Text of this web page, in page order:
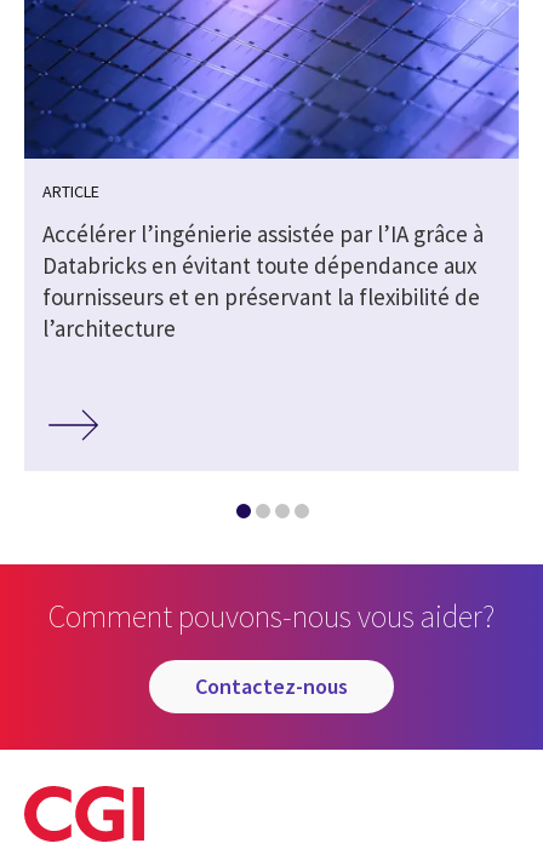
ARTICLE
Accélérer l’ingénierie assistée par l’IA grâce à
Databricks en évitant toute dépendance aux
fournisseurs et en préservant la flexibilité de
l’architecture
Comment pouvons-nous vous aider?
contactez-nous